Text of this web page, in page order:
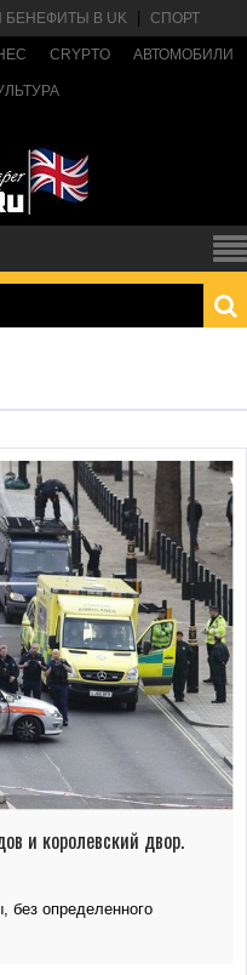
В UK СПОРТ
CRYPTO АВТОМОБИЛИ
и королевский двор.
без определенного